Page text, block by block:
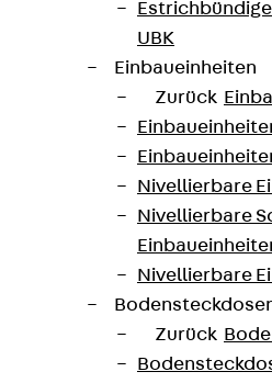
UBK
Einbaueinheiten
Zurück
Nivellierbare
Nivellierbare
Nivellierbare
Zurück